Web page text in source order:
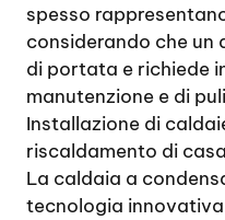
spesso
considerando che un
di portata e richiede
manutenzione e di
Installazione di
riscaldamento di casa
La caldaia a
tecnologia